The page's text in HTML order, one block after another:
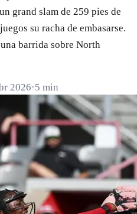
grand slam de 259 pies de
su racha de embasarse.
barrida sobre North
2026·5 min